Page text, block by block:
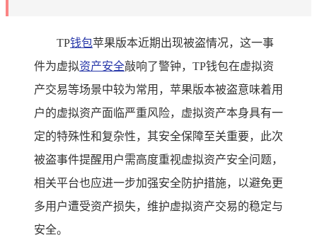
TP钱包苹果版本近期出现被盗情况，这一事
件为虚拟资产安全敲响了警钟，TP钱包在虚拟资
产交易等场景中较为常用，苹果版本被盗意味着用
户的虚拟资产面临严重风险，虚拟资产本身具有一
定的特殊性和复杂性，其安全保障至关重要，此次
被盗事件提醒用户需高度重视虚拟资产安全问题，
相关平台也应进一步加强安全防护措施，以避免更
多用户遭受资产损失，维护虚拟资产交易的稳定与
安全。